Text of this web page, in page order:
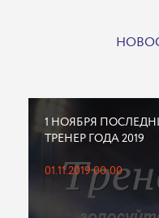
1 НОЯБРЯ
ТРЕНЕР ГОДА 2019
01.11.2019 00:00